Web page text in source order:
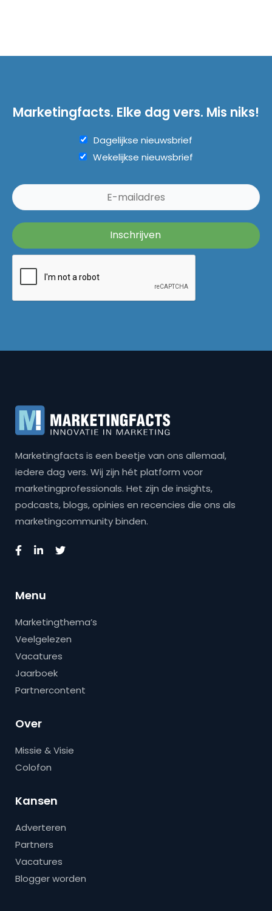
Marketingfacts. Elke dag vers. Mis niks!
Dagelijkse nieuwsbrief
Wekelijkse nieuwsbrief
Marketingfacts is een beetje van ons allemaal,
iedere dag vers. Wij zijn hét platform voor
marketingprofessionals. Het zijn de insights,
podcasts, blogs, opinies en recencies die ons als
marketingcommunity binden.
Menu
Marketingthema’s
Veelgelezen
Vacatures
Jaarboek
Partnercontent
Over
Missie & Visie
Colofon
Kansen
Adverteren
Partners
Vacatures
Blogger worden